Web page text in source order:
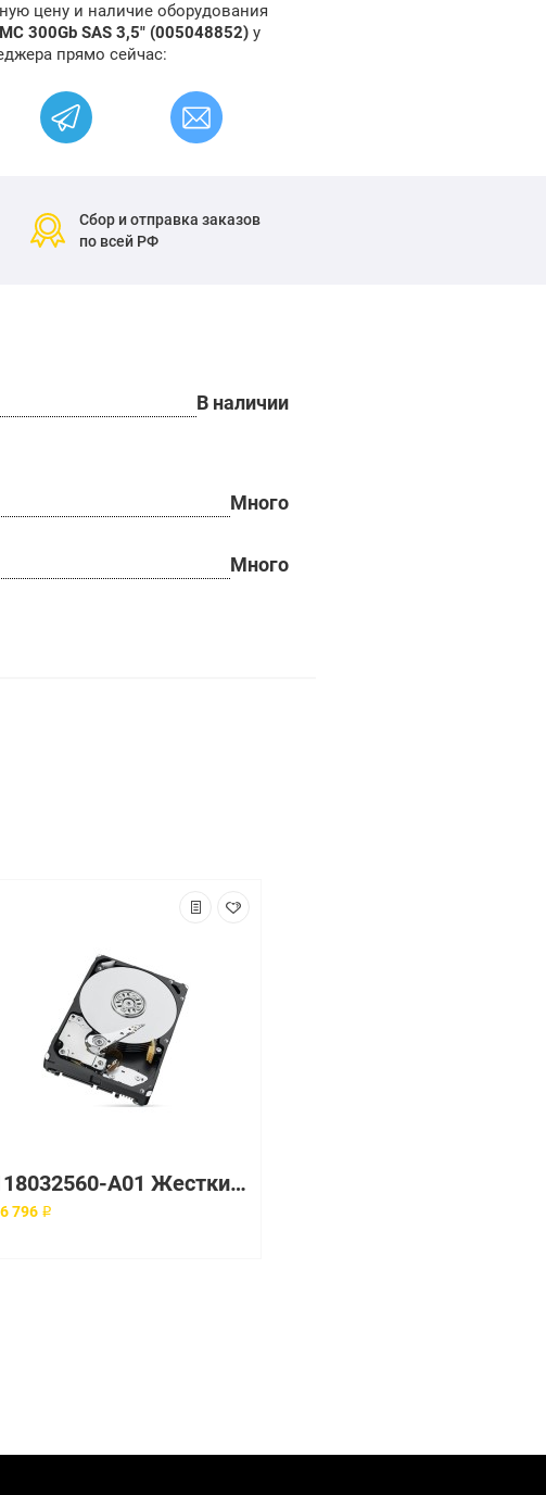
цену и наличие оборудования
300Gb SAS 3,5" (005048852) у
прямо сейчас:
Сбор и отправка заказов
по всей РФ
В наличии
Много
Много
118032560-A01 Жесткий диск EMC SAS
796 ₽